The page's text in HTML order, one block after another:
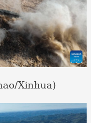
Xinhua)